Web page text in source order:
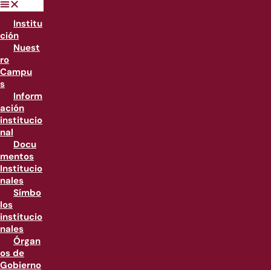
Institu
ción
Nuest
ro
Campu
s
Inform
ación
institucio
nal
Docu
mentos
Institucio
nales
Símbo
los
institucio
nales
Órgan
os de
Gobierno